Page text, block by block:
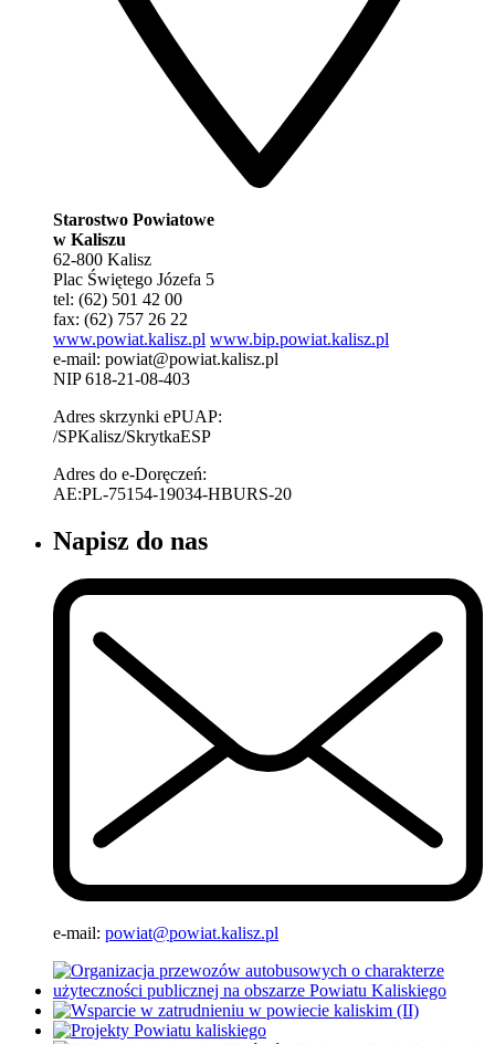
Starostwo Powiatowe
w Kaliszu
62-800 Kalisz
Plac Świętego Józefa 5
tel: (62) 501 42 00
fax: (62) 757 26 22
www.powiat.kalisz.pl www.bip.powiat.kalisz.pl
e-mail: powiat@powiat.kalisz.pl
NIP 618-21-08-403
Adres skrzynki ePUAP:
/SPKalisz/SkrytkaESP
Adres do e-Doręczeń:
AE:PL-75154-19034-HBURS-20
Napisz do nas
e-mail: powiat@powiat.kalisz.pl